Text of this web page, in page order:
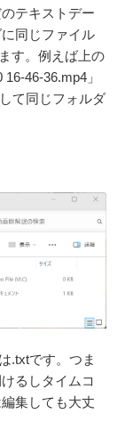
テキストデー
同じファイル
す。例えば上の
46-36.mp4」
て同じフォルダ
.txtです。つま
るしタイムコ
集しても大丈